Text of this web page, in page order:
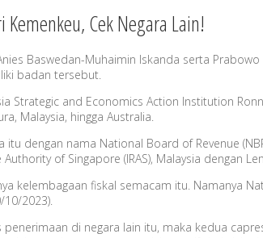
Cek Negara Lain!
Baswedan-Muhaimin Iskanda serta
badan tersebut.
Strategic and Economics Action Institution
Malaysia, hingga Australia.
dengan nama National Board of Revenue
Authority of Singapore (IRAS), Malaysia dengan
kelembagaan fiskal semacam itu. Namanya
10/2023).
penerimaan di negara lain itu, maka kedua